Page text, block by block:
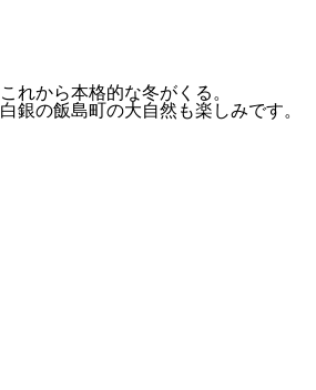
これから本格的な冬がくる。
白銀の飯島町の大自然も楽しみです。